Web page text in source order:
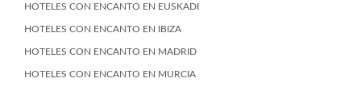
HOTELES CON ENCANTO EN EUSKADI
HOTELES CON ENCANTO EN IBIZA
HOTELES CON ENCANTO EN MADRID
HOTELES CON ENCANTO EN MURCIA